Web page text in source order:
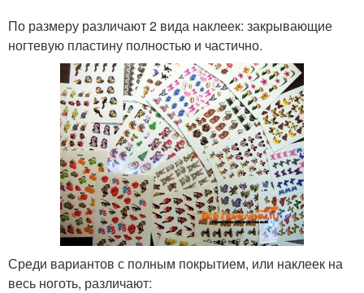
По размеру различают 2 вида наклеек: закрывающие
ногтевую пластину полностью и частично.
Среди вариантов с полным покрытием, или наклеек на
весь ноготь, различают: